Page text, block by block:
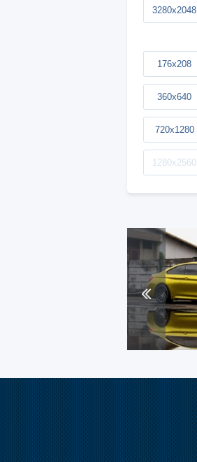
3280x2048
176x208
360x640
720x1280
1280x2560